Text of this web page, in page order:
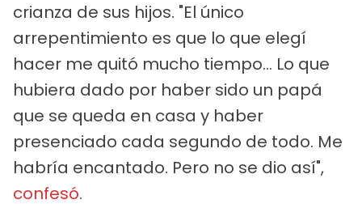
crianza de sus hijos. "El único
arrepentimiento es que lo que elegí
hacer me quitó mucho tiempo... Lo que
hubiera dado por haber sido un papá
que se queda en casa y haber
presenciado cada segundo de todo. Me
habría encantado. Pero no se dio así",
confesó.